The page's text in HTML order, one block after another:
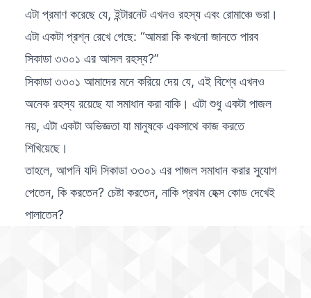
এটা প্রমাণ করেছে যে, ইন্টারনেট এখনও রহস্য এবং রোমাঞ্চে ভরা।
এটা একটা প্রশ্ন রেখে গেছে: “আমরা কি কখনো জানতে পারব
সিকাডা ৩৩০১ এর আসল রহস্য?”
সিকাডা ৩৩০১ আমাদের মনে করিয়ে দেয় যে, এই বিশ্বে এখনও
অনেক রহস্য রয়েছে যা সমাধান করা বাকি। এটা শুধু একটা পাজল
নয়, এটা একটা অভিজ্ঞতা যা মানুষকে একসাথে কাজ করতে
শিখিয়েছে।
তাহলে, আপনি যদি সিকাডা ৩৩০১ এর পাজল সমাধান করার সুযোগ
পেতেন, কি করতেন? চেষ্টা করতেন, নাকি প্রথম হেক্স কোড দেখেই
পালাতেন?